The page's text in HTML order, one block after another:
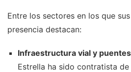
Entre los sectores en los que
presencia destacan:
Infraestructura vial y puentes
Estrella ha sido contratista